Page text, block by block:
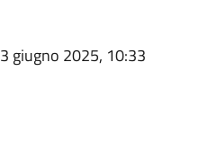
giugno 2025, 10:33